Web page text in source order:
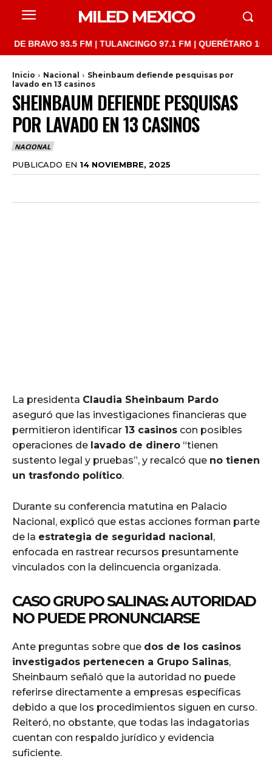
MILED MEXICO
93.5 FM | TULANCINGO 97.1 FM | QUERÉTARO 103.1
Inicio Nacional
Sheinbaum defiende pesquisas por
lavado en 13 casinos
SHEINBAUM DEFIENDE PESQUISAS
POR LAVADO EN 13 CASINOS
NACIONAL
PUBLICADO EN 14 NOVIEMBRE, 2025
La presidenta Claudia Sheinbaum Pardo
aseguró que las investigaciones financieras que
permitieron identificar 13 casinos con posibles
operaciones de lavado de dinero “tienen
sustento legal y pruebas”, y recalcó que no tienen
un trasfondo político.
Durante su conferencia matutina en Palacio
Nacional, explicó que estas acciones forman parte
de la estrategia de seguridad nacional ,
enfocada en rastrear recursos presuntamente
vinculados con la delincuencia organizada.
CASO GRUPO SALINAS: AUTORIDAD
NO PUEDE PRONUNCIARSE
Ante preguntas sobre que dos de los casinos
investigados pertenecen a Grupo Salinas,
Sheinbaum señaló que la autoridad no puede
referirse directamente a empresas específicas
debido a que los procedimientos siguen en curso.
Reiteró, no obstante, que todas las indagatorias
cuentan con respaldo jurídico y evidencia
suficiente.